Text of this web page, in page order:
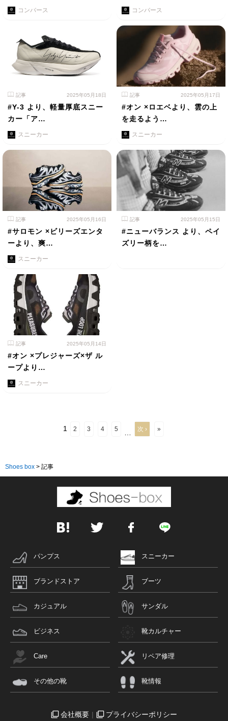
コンバース コンバース
記事 2025年05月18日
#Y-3 より、軽量厚底スニー
カー「ア…
スニーカー
記事 2025年05月17日
#オン ×ロエベより、雲の上
を走るよう…
スニーカー
記事 2025年05月16日
#サロモン ×ビリーズエンタ
ーより、爽…
スニーカー
記事 2025年05月15日
#ニューバランス より、ペイ
ズリー柄を…
記事 2025年05月14日
#オン ×プレジャーズ×ザ ル
ープより…
スニーカー
1 2 3 4 5 次 › »
Shoes box > 記事
パンプス スニーカー
ブランドストア ブーツ
カジュアル サンダル
ビジネス 靴カルチャー
Care リペア修理
その他の靴 靴情報
会社概要 プライバシーポリシー